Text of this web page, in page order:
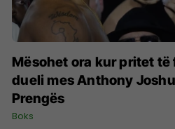
Mësohet ora kur pritet
dueli mes Anthony
Prengës
Boks